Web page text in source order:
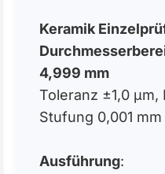
Keramik
4,999 mm
Toleranz ±1,0 µm,
Stufung 0,001 mm
Ausführung: